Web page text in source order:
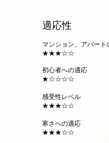
適応性
マンション、アパート
★★★☆☆
初心者への適応
★☆☆☆☆
感受性レベル
★★★☆☆
寒さへの適応
★★★☆☆